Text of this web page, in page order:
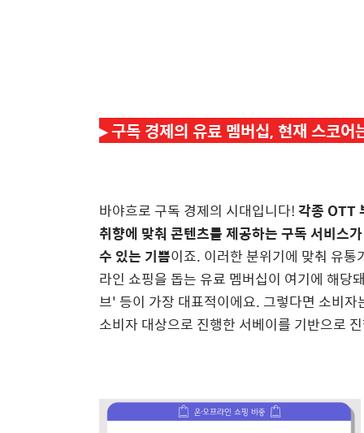
▸구독 경제의 유료 멤버십, 현재 스코어
바야흐로 구독 경제의 시대입니다!각종 OTT
취향에 맞춰 콘텐츠를 제공하는 구독 서비스
수 있는 기쁨이죠. 이러한 분위기에 맞춰 유
라인 쇼핑을 돕는 유료 멤버십이 여기에 해
브' 등이 가장 대표적이에요. 그렇다면 소비
소비자 대상으로 진행한 서베이를 기반으로